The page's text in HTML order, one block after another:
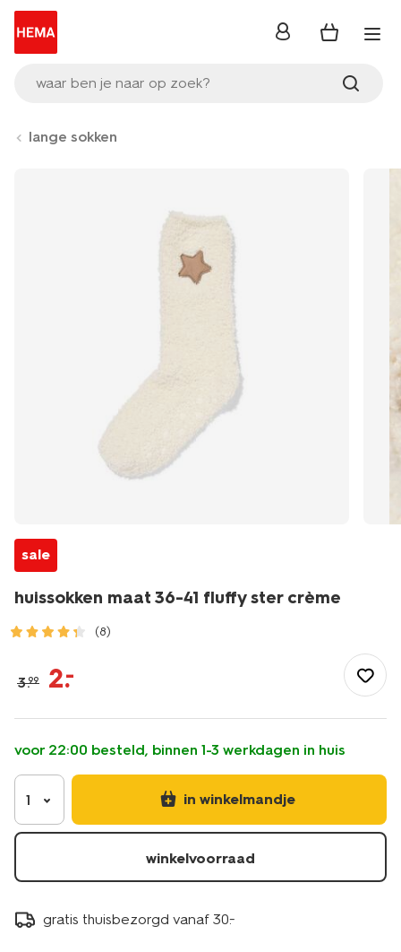
waar ben je naar op zoek?
inloggen
lange sokken
sale
huissokken maat 36-41 fluffy ster crème
(8)
36-
fluffy-
creme-
61100309.html
3.99 2.–
voor 22:00 besteld, binnen 1-3 werkdagen in huis
1 in winkelmandje
winkelvoorraad
gratis thuisbezorgd vanaf 30.-